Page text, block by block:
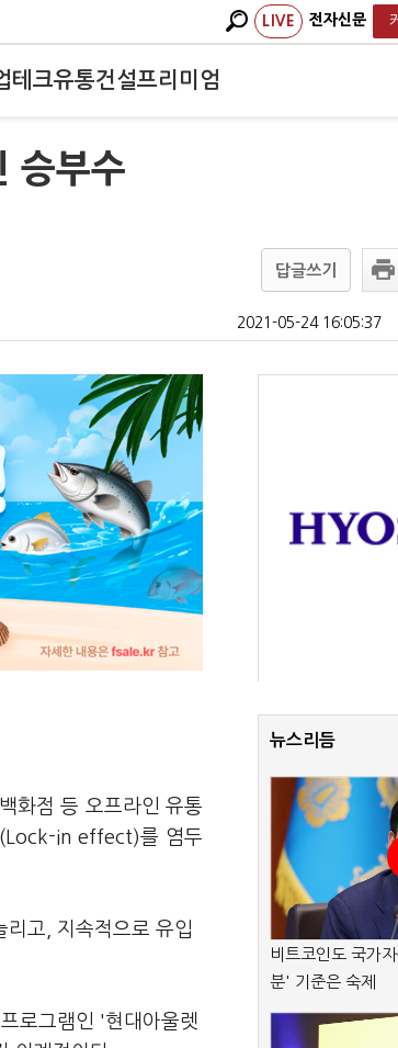
LIVE 전자신문
테크유통건설프리미엄
승부수
답글쓰기
2021-05-24 16:05:37
화점 등 오프라인 유통
(Lock-in effect)를 염두
고, 지속적으로 유입
로그램인 '현대아울렛
뉴스리듬
비트코인도 국가
분' 기준은 숙제